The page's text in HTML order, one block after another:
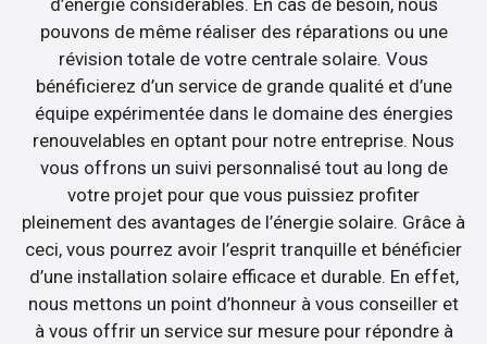
d’énergie considérables. En cas de besoin, nous
pouvons de même réaliser des réparations ou une
révision totale de votre centrale solaire. Vous
bénéficierez d’un service de grande qualité et d’une
équipe expérimentée dans le domaine des énergies
renouvelables en optant pour notre entreprise. Nous
vous offrons un suivi personnalisé tout au long de
votre projet pour que vous puissiez profiter
pleinement des avantages de l’énergie solaire. Grâce à
ceci, vous pourrez avoir l’esprit tranquille et bénéficier
d’une installation solaire efficace et durable. En effet,
nous mettons un point d’honneur à vous conseiller et
à vous offrir un service sur mesure pour répondre à